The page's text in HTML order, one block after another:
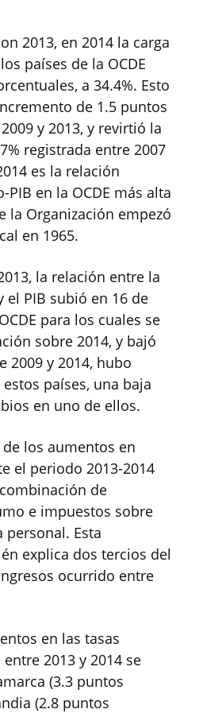
2013, en 2014 la carga
países de la OCDE
a 34.4%. Esto
de 1.5 puntos
y 2013, y revirtió la
registrada entre 2007
es la relación
en la OCDE más alta
la Organización empezó
en 1965.
la relación entre la
el PIB subió en 16 de
para los cuales se
sobre 2014, y bajó
2009 y 2014, hubo
países, una baja
en uno de ellos.
de los aumentos en
el periodo 2013-2014
de
e impuestos sobre
Esta
explica dos tercios del
ocurrido entre
en las tasas
2013 y 2014 se
(3.3 puntos
(2.8 puntos